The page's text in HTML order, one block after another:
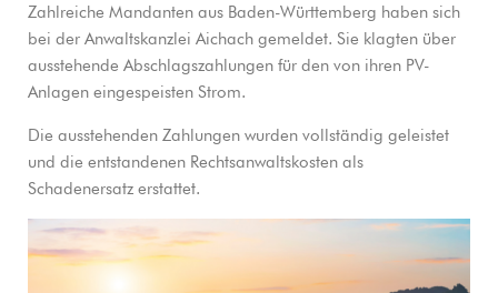
Zahlreiche Mandanten aus Baden-Württemberg haben sich
bei der Anwaltskanzlei Aichach gemeldet. Sie klagten über
ausstehende Abschlagszahlungen für den von ihren PV-
Anlagen eingespeisten Strom.
Die ausstehenden Zahlungen wurden vollständig geleistet
und die entstandenen Rechtsanwaltskosten als
Schadenersatz erstattet.